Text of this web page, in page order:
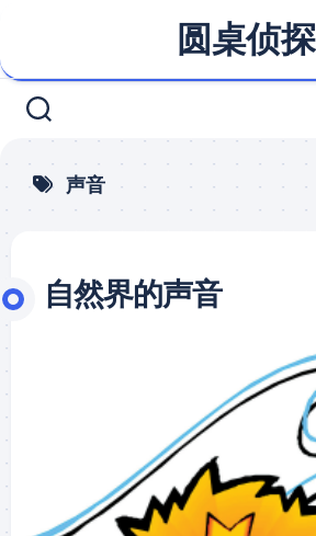
content
圆桌侦探
声音
自然界的声音